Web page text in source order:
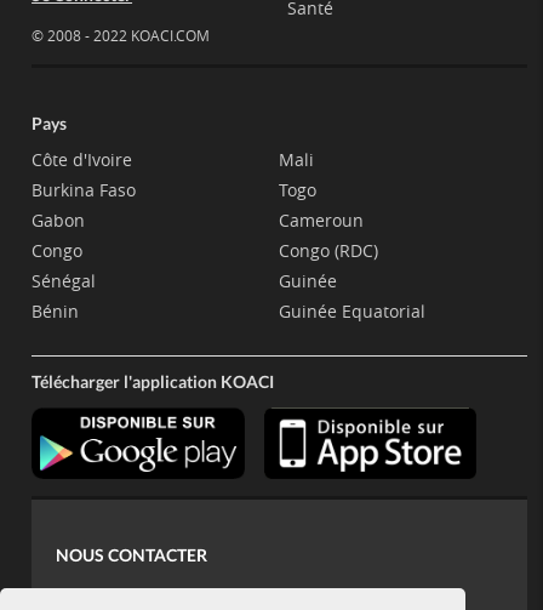
© 2008 - 2022 KOACI.COM
Santé
Pays
Côte d'Ivoire
Burkina Faso
Gabon
Congo
Sénégal
Bénin
Mali
Togo
Cameroun
Congo (RDC)
Guinée
Guinée Equatorial
Télécharger l'application KOACI
NOUS CONTACTER